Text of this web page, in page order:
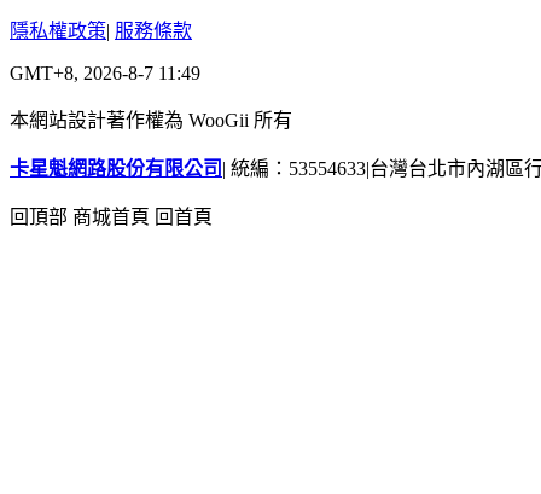
隱私權政策| 服務條款
GMT+8, 2026-8-7 11:49
本網站設計著作權為 WooGii 所有
卡星魁網路股份有限公司 | 統編：53554633|台灣台北市內湖區
回頂部 商城首頁 回首頁